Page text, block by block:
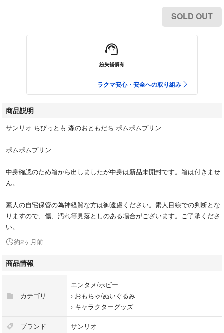
SOLD OUT
紛失補償有
ラクマ安心・安全への取り組み
商品説明
サンリオ ちびっとも 森のおともだち ポムポムプリン
ポムポムプリン
中身確認のため箱から出しましたが中身は新品未開封です。箱は付きませ
ん。
素人の自宅保管の為神経質な方は御遠慮ください。素人目線での判断とな
りますので、傷、汚れ等見落としのある場合がございます。ご了承くださ
い。
約2ヶ月前
商品情報
カテゴリ
エンタメ/ホビー
› おもちゃ/ぬいぐるみ
› キャラクターグッズ
ブランド サンリオ